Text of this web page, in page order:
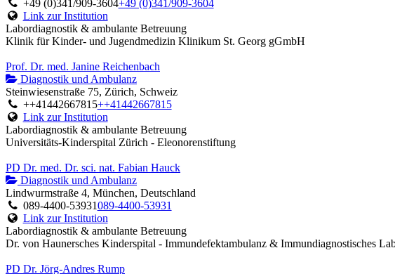
+49 (0)341/909-3604+49 (0)341/909-3604
Link zur Institution
Labordiagnostik & ambulante Betreuung
Klinik für Kinder- und Jugendmedizin Klinikum St. Georg gGmbH
Prof. Dr. med. Janine Reichenbach
Diagnostik und Ambulanz
Steinwiesenstraße 75, Zürich, Schweiz
++41442667815++41442667815
Link zur Institution
Labordiagnostik & ambulante Betreuung
Universitäts-Kinderspital Zürich - Eleonorenstiftung
PD Dr. med. Dr. sci. nat. Fabian Hauck
Diagnostik und Ambulanz
Lindwurmstraße 4, München, Deutschland
089-4400-53931089-4400-53931
Link zur Institution
Labordiagnostik & ambulante Betreuung
Dr. von Haunersches Kinderspital - Immundefektambulanz & Immundiagnostisches
PD Dr. Jörg-Andres Rump